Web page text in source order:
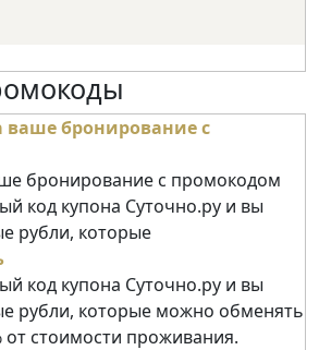
бронирование с промокодом
код купона Суточно.ру и вы
рубли, которые
код купона Суточно.ру и вы
рубли, которые можно обменять
от стоимости проживания.